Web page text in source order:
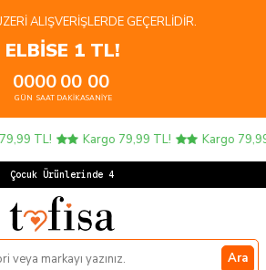
ALIŞVERIŞLERDE GEÇERLIDIR.
ELBİSE 1 TL!
00
GÜN
00
SAAT
00
DAKIKA
00
SANIYE
TL! Kargo 79,99 TL! Kargo 79,99
Çocuk Ürünlerinde 4 AL
Ara